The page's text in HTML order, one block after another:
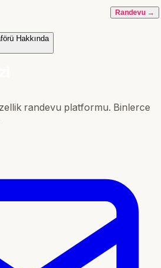
Randevu →
Hakkında
randevu platformu. Binlerce